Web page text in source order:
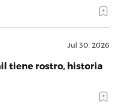
Jul 30, 2026
tiene rostro, historia